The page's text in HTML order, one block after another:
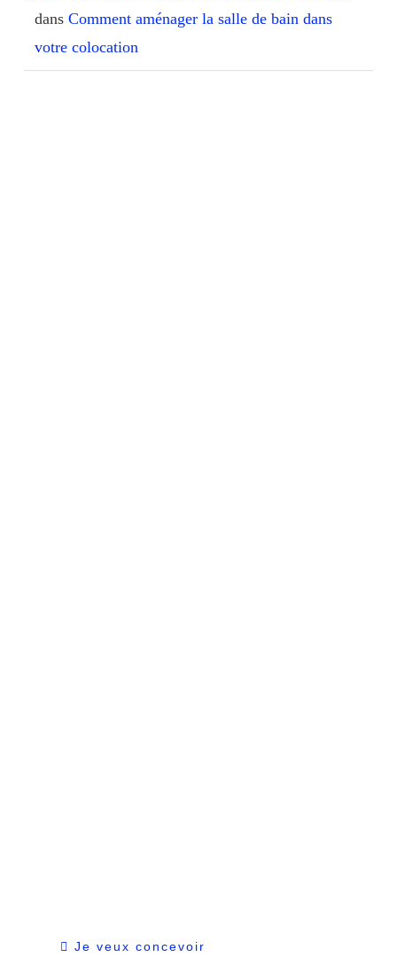
dans Comment aménager la salle de bain dans
votre colocation
Je veux concevoir